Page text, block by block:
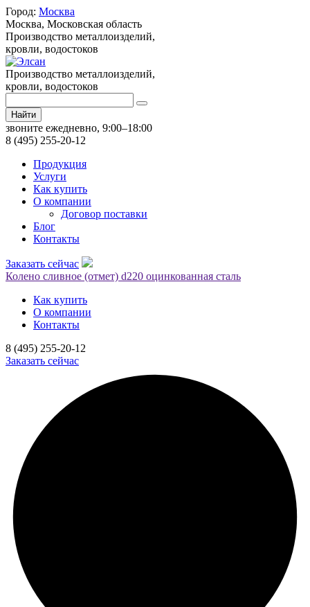
Город: Москва
Москва, Московская область
Производство металлоизделий,
кровли, водостоков
Производство металлоизделий,
кровли, водостоков
Найти
звоните ежедневно, 9:00–18:00
8 (495) 255-20-12
Продукция
Услуги
Как купить
О компании
Договор поставки
Блог
Контакты
Заказать сейчас
Колено сливное (отмет) d220 оцинкованная сталь
Как купить
О компании
Контакты
8 (495) 255-20-12
Заказать сейчас